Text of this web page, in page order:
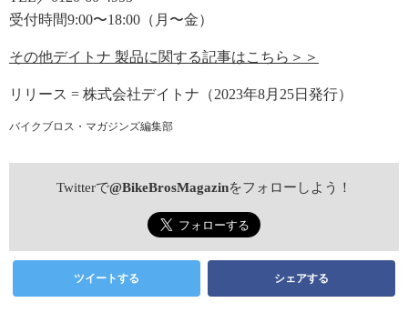
受付時間9:00〜18:00（月〜金）
その他デイトナ 製品に関する記事はこちら＞＞
リリース = 株式会社デイトナ（2023年8月25日発行）
バイクブロス・マガジンズ編集部
Twitterで@BikeBrosMagazinをフォローしよう！
ツイートする シェアする